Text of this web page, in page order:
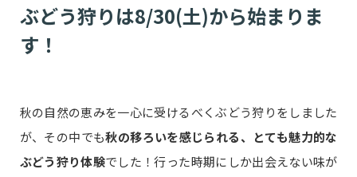
ぶどう狩りは8/30(土)から始まりま
す！
秋の自然の恵みを一心に受けるべくぶどう狩りをしました
が、その中でも秋の移ろいを感じられる、とても魅力的な
ぶどう狩り体験でした！行った時期にしか出会えない味が